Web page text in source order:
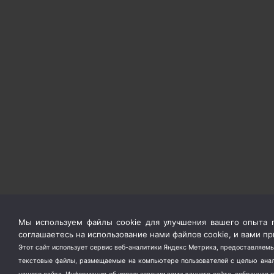
Мы используем файлы cookie для улучшения вашего опыта
соглашаетесь на использование нами файлов cookie, и вами
Этот сайт использует сервис веб-аналитики Яндекс Метрика,
текстовые файлы, размещаемые на компьютере пользователей с целью